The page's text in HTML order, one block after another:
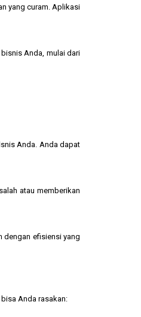
yang curam. Aplikasi
Anda, mulai dari
Anda. Anda dapat
atau memberikan
dengan efisiensi yang
Anda rasakan: